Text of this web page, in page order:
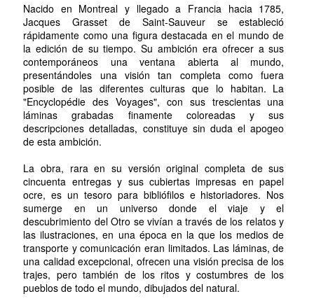
Nacido en Montreal y llegado a Francia hacia 1785,
Jacques Grasset de Saint-Sauveur se estableció
rápidamente como una figura destacada en el mundo de
la edición de su tiempo. Su ambición era ofrecer a sus
contemporáneos una ventana abierta al mundo,
presentándoles una visión tan completa como fuera
posible de las diferentes culturas que lo habitan. La
"Encyclopédie des Voyages", con sus trescientas una
láminas grabadas finamente coloreadas y sus
descripciones detalladas, constituye sin duda el apogeo
de esta ambición.
La obra, rara en su versión original completa de sus
cincuenta entregas y sus cubiertas impresas en papel
ocre, es un tesoro para bibliófilos e historiadores. Nos
sumerge en un universo donde el viaje y el
descubrimiento del Otro se vivían a través de los relatos y
las ilustraciones, en una época en la que los medios de
transporte y comunicación eran limitados. Las láminas, de
una calidad excepcional, ofrecen una visión precisa de los
trajes, pero también de los ritos y costumbres de los
pueblos de todo el mundo, dibujados del natural.